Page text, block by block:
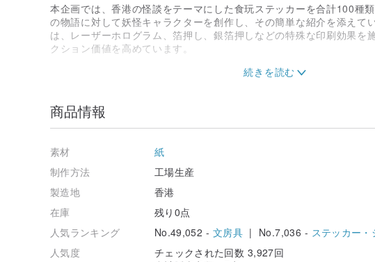
本企画では、香港の怪談をテーマにした食玩ステッカーを合計100種
の物語に対して妖怪キャラクターを創作し、その簡単な紹介を添えて
は、レーザーホログラム、箔押し、銀箔押しなどの特殊な印刷効果を
クション価値を高めています。
『香港百物語』ステッカーシリーズは、香港に伝わる百の怪談を収録
商品情報
素材
紙
制作方法
工場生産
製造地
香港
在庫
残り0点
人気ランキング
No.49,052 - 文房具| No.7,036 - ステッカー・
人気度
チェックされた回数 3,927回